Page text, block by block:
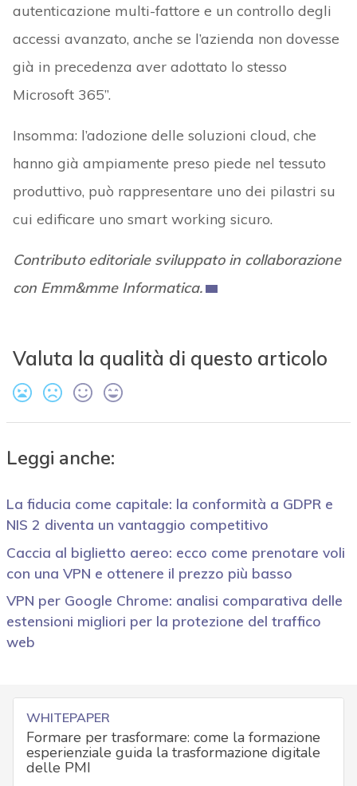
autenticazione multi-fattore e un controllo degli
accessi avanzato, anche se l’azienda non dovesse
già in precedenza aver adottato lo stesso
Microsoft 365”.
Insomma: l’adozione delle soluzioni cloud, che
hanno già ampiamente preso piede nel tessuto
produttivo, può rappresentare uno dei pilastri su
cui edificare uno smart working sicuro.
Contributo editoriale sviluppato in collaborazione
con Emm&mme Informatica.
Valuta la qualità di questo articolo
Leggi anche:
La fiducia come capitale: la conformità a GDPR e
NIS 2 diventa un vantaggio competitivo
Caccia al biglietto aereo: ecco come prenotare voli
con una VPN e ottenere il prezzo più basso
VPN per Google Chrome: analisi comparativa delle
estensioni migliori per la protezione del traffico
web
WHITEPAPER
Formare per trasformare: come la formazione
esperienziale guida la trasformazione digitale
delle PMI